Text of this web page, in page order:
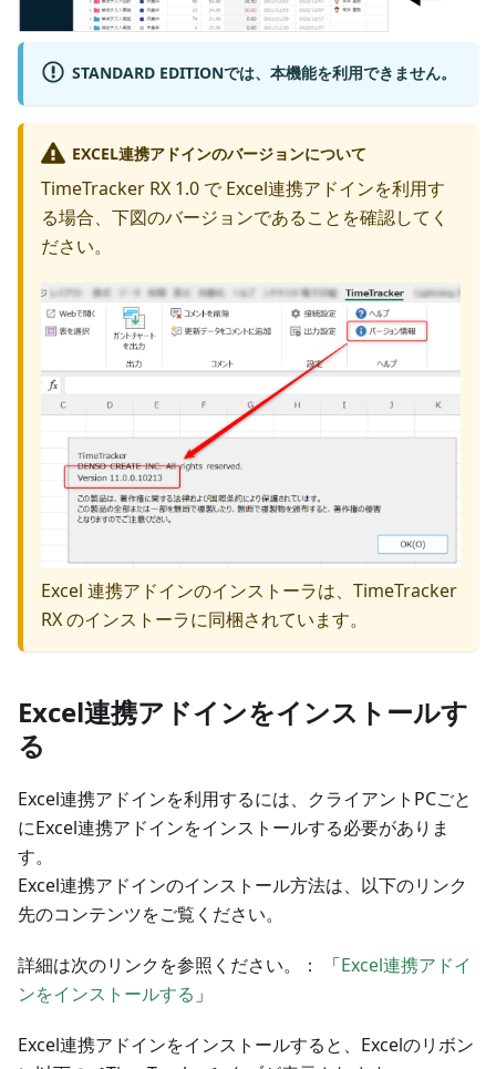
STANDARD EDITIONでは、本機能を利用できません。
EXCEL連携アドインのバージョンについて
TimeTracker RX 1.0 で Excel連携アドインを利用す
る場合、下図のバージョンであることを確認してく
ださい。
Excel 連携アドインのインストーラは、TimeTracker
RX のインストーラに同梱されています。
Excel連携アドインをインストールす
る
Excel連携アドインを利用するには、クライアントPCごと
にExcel連携アドインをインストールする必要がありま
す。
Excel連携アドインのインストール方法は、以下のリンク
先のコンテンツをご覧ください。
詳細は次のリンクを参照ください。： 「Excel連携アドイ
ンをインストールする 」
Excel連携アドインをインストールすると、Excelのリボン